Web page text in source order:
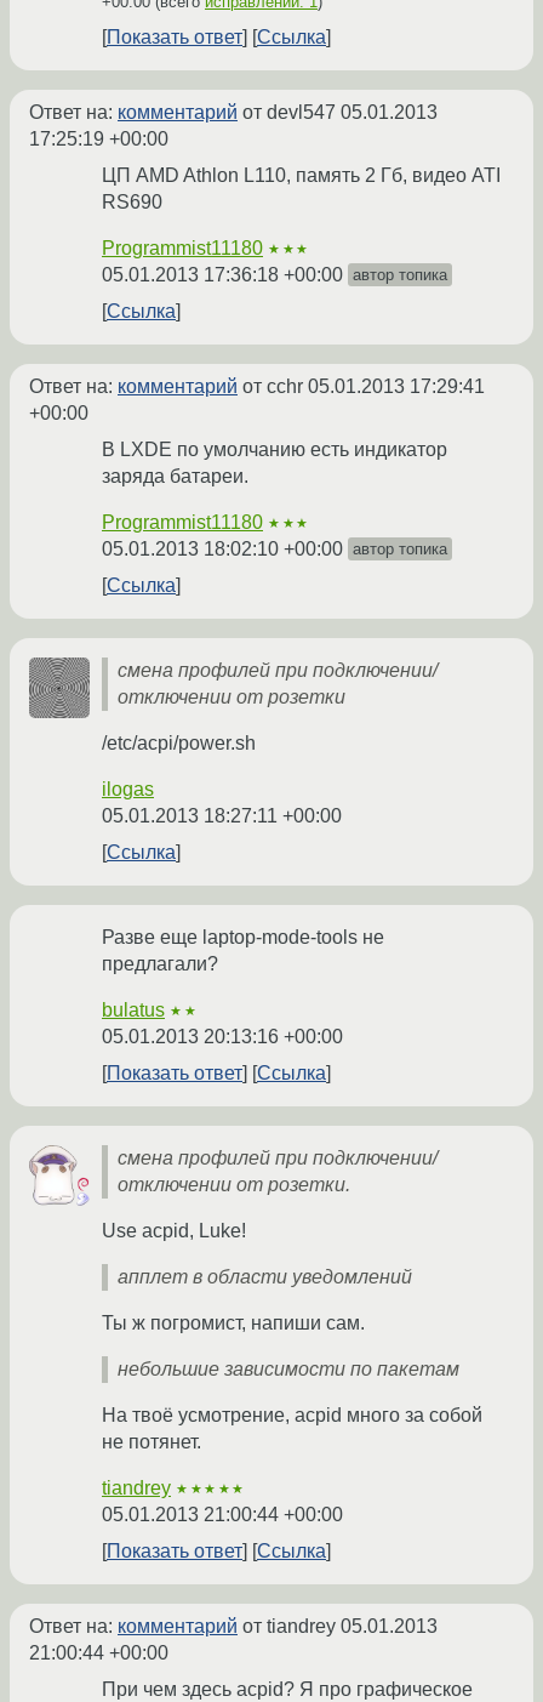
Показать ответ Ссылка
Ответ на: комментарий от devl547 05.01.2013
17:25:19 +00:00
ЦП AMD Athlon L110, память 2 Гб, видео ATI
RS690
Programmist11180 ★★★
05.01.2013 17:36:18 +00:00 автор топика
Ссылка
Ответ на: комментарий от cchr 05.01.2013 17:29:41
+00:00
В LXDE по умолчанию есть индикатор
заряда батареи.
Programmist11180 ★★★
05.01.2013 18:02:10 +00:00 автор топика
Ссылка
смена профилей при подключении/
отключении от розетки
/etc/acpi/power.sh
ilogas
05.01.2013 18:27:11 +00:00
Ссылка
Разве еще laptop-mode-tools не
предлагали?
bulatus ★★
05.01.2013 20:13:16 +00:00
Показать ответ
Ссылка
смена профилей при подключении/
отключении от розетки.
Use acpid, Luke!
апплет в области уведомлений
Ты ж погромист, напиши сам.
небольшие зависимости по пакетам
На твоё усмотрение, acpid много за собой
не потянет.
tiandrey ★★★★★
05.01.2013 21:00:44 +00:00
Показать ответ
Ссылка
Ответ на: комментарий от tiandrey 05.01.2013
21:00:44 +00:00
При чем здесь acpid? Я про графическое